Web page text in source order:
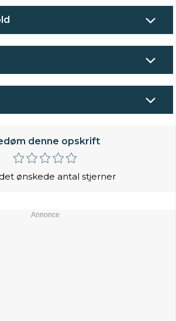
denne opskrift
ønskede antal stjerner